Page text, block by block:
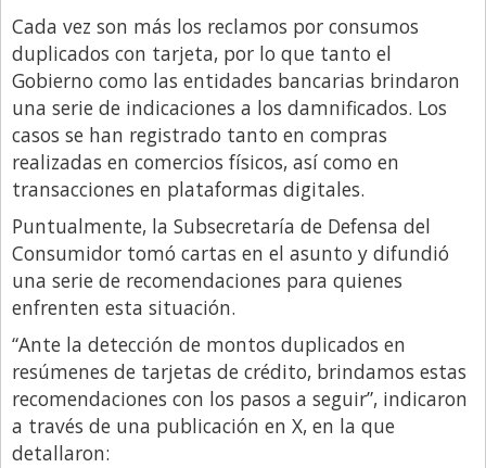
Finanzas
Gastronomia
Internacionales
La Opinión del Director
Legales
Libro de Quejas
Medios
Millonarios
Minuto Lanzamiento
Negocios
Opinion
País
Cada vez son más los reclamos por consumos
duplicados con tarjeta, por lo que tanto el
Gobierno como las entidades bancarias brindaron
una serie de indicaciones a los damnificados. Los
casos se han registrado tanto en compras
realizadas en comercios físicos, así como en
transacciones en plataformas digitales.
Puntualmente, la Subsecretaría de Defensa del
Consumidor tomó cartas en el asunto y difundió
una serie de recomendaciones para quienes
enfrenten esta situación.
“Ante la detección de montos duplicados en
resúmenes de tarjetas de crédito, brindamos estas
recomendaciones con los pasos a seguir”, indicaron
a través de una publicación en X, en la que
detallaron: